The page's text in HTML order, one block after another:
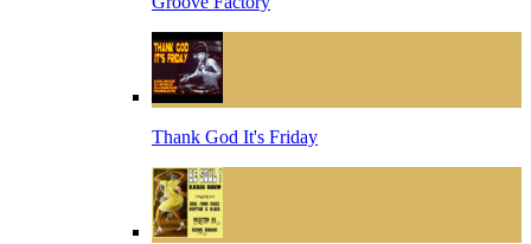
Thank God It's Friday